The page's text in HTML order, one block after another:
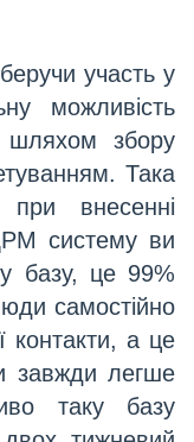
участь у
можливість
шляхом збору
Така
внесенні
систему ви
базу, це 99%
самостійно
контакти, а це
завжди легше
таку базу